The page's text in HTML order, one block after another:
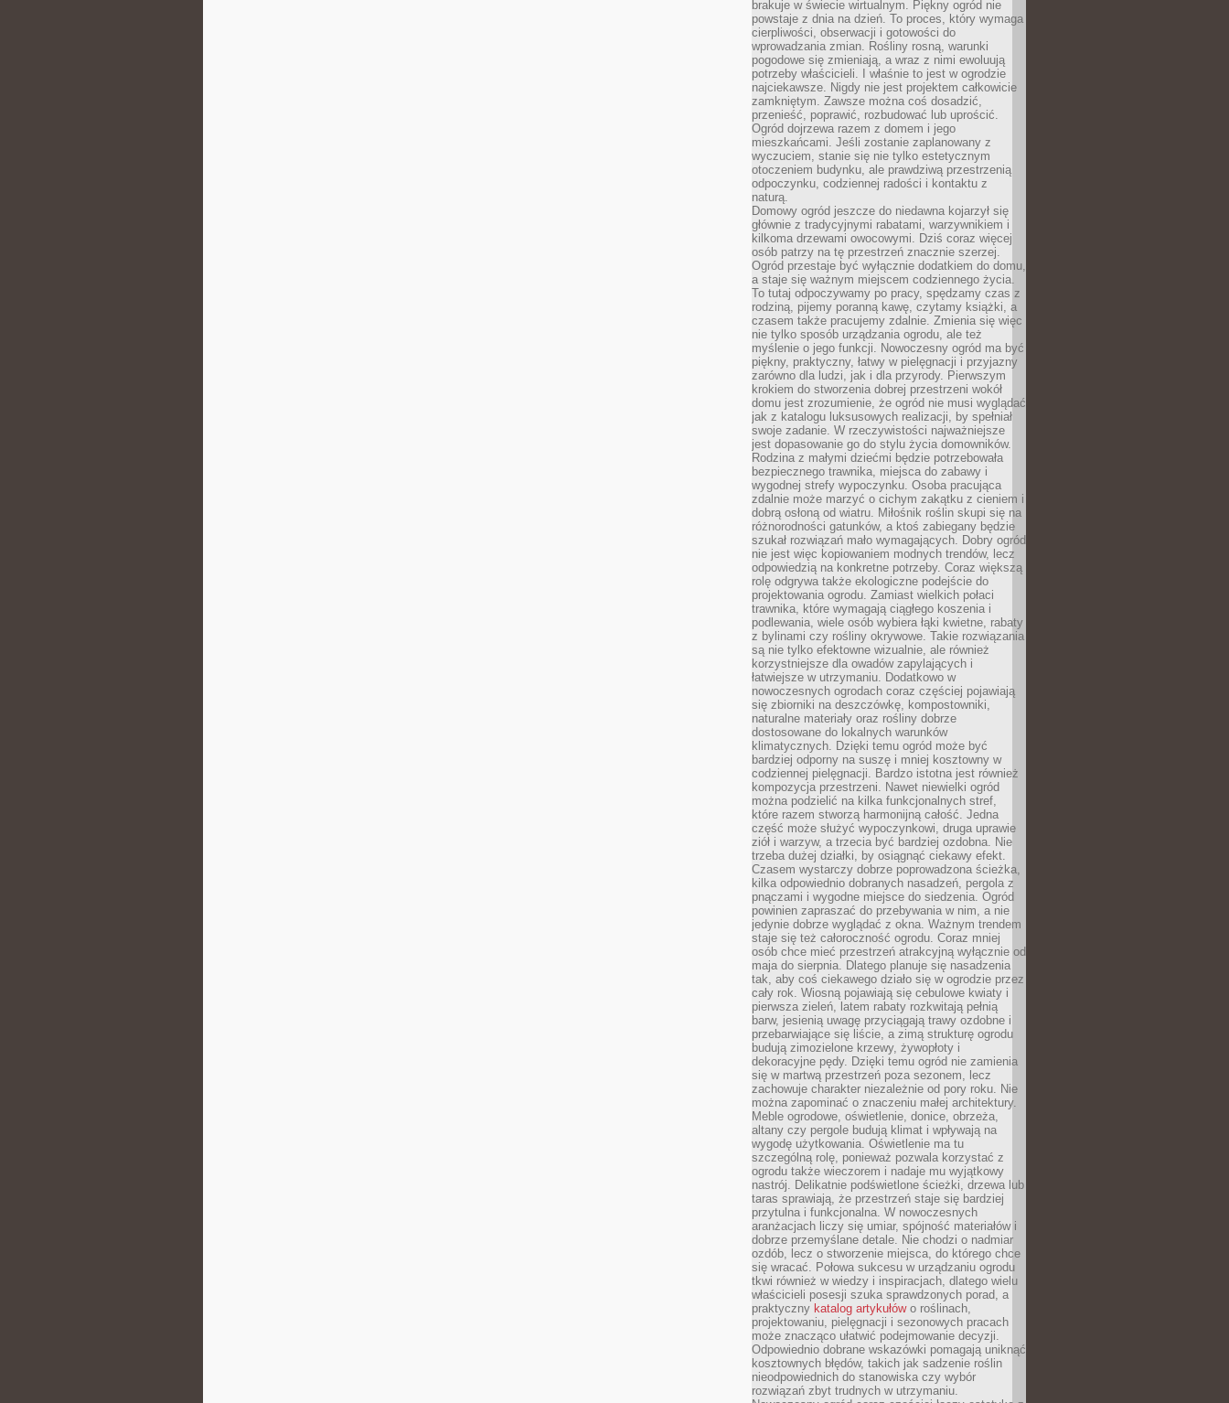
brakuje w świecie wirtualnym. Piękny ogród nie
powstaje z dnia na dzień. To proces, który wymaga
cierpliwości, obserwacji i gotowości do
wprowadzania zmian. Rośliny rosną, warunki
pogodowe się zmieniają, a wraz z nimi ewoluują
potrzeby właścicieli. I właśnie to jest w ogrodzie
najciekawsze. Nigdy nie jest projektem całkowicie
zamkniętym. Zawsze można coś dosadzić,
przenieść, poprawić, rozbudować lub uprościć.
Ogród dojrzewa razem z domem i jego
mieszkańcami. Jeśli zostanie zaplanowany z
wyczuciem, stanie się nie tylko estetycznym
otoczeniem budynku, ale prawdziwą przestrzenią
odpoczynku, codziennej radości i kontaktu z
naturą.
Domowy ogród jeszcze do niedawna kojarzył się
głównie z tradycyjnymi rabatami, warzywnikiem i
kilkoma drzewami owocowymi. Dziś coraz więcej
osób patrzy na tę przestrzeń znacznie szerzej.
Ogród przestaje być wyłącznie dodatkiem do domu,
a staje się ważnym miejscem codziennego życia.
To tutaj odpoczywamy po pracy, spędzamy czas z
rodziną, pijemy poranną kawę, czytamy książki, a
czasem także pracujemy zdalnie. Zmienia się więc
nie tylko sposób urządzania ogrodu, ale też
myślenie o jego funkcji. Nowoczesny ogród ma być
piękny, praktyczny, łatwy w pielęgnacji i przyjazny
zarówno dla ludzi, jak i dla przyrody. Pierwszym
krokiem do stworzenia dobrej przestrzeni wokół
domu jest zrozumienie, że ogród nie musi wyglądać
jak z katalogu luksusowych realizacji, by spełniał
swoje zadanie. W rzeczywistości najważniejsze
jest dopasowanie go do stylu życia domowników.
Rodzina z małymi dziećmi będzie potrzebowała
bezpiecznego trawnika, miejsca do zabawy i
wygodnej strefy wypoczynku. Osoba pracująca
zdalnie może marzyć o cichym zakątku z cieniem i
dobrą osłoną od wiatru. Miłośnik roślin skupi się na
różnorodności gatunków, a ktoś zabiegany będzie
szukał rozwiązań mało wymagających. Dobry ogród
nie jest więc kopiowaniem modnych trendów, lecz
odpowiedzią na konkretne potrzeby. Coraz większą
rolę odgrywa także ekologiczne podejście do
projektowania ogrodu. Zamiast wielkich połaci
trawnika, które wymagają ciągłego koszenia i
podlewania, wiele osób wybiera łąki kwietne, rabaty
z bylinami czy rośliny okrywowe. Takie rozwiązania
są nie tylko efektowne wizualnie, ale również
korzystniejsze dla owadów zapylających i
łatwiejsze w utrzymaniu. Dodatkowo w
nowoczesnych ogrodach coraz częściej pojawiają
się zbiorniki na deszczówkę, kompostowniki,
naturalne materiały oraz rośliny dobrze
dostosowane do lokalnych warunków
klimatycznych. Dzięki temu ogród może być
bardziej odporny na suszę i mniej kosztowny w
codziennej pielęgnacji. Bardzo istotna jest również
kompozycja przestrzeni. Nawet niewielki ogród
można podzielić na kilka funkcjonalnych stref,
które razem stworzą harmonijną całość. Jedna
część może służyć wypoczynkowi, druga uprawie
ziół i warzyw, a trzecia być bardziej ozdobna. Nie
trzeba dużej działki, by osiągnąć ciekawy efekt.
Czasem wystarczy dobrze poprowadzona ścieżka,
kilka odpowiednio dobranych nasadzeń, pergola z
pnączami i wygodne miejsce do siedzenia. Ogród
powinien zapraszać do przebywania w nim, a nie
jedynie dobrze wyglądać z okna. Ważnym trendem
staje się też całoroczność ogrodu. Coraz mniej
osób chce mieć przestrzeń atrakcyjną wyłącznie od
maja do sierpnia. Dlatego planuje się nasadzenia
tak, aby coś ciekawego działo się w ogrodzie przez
cały rok. Wiosną pojawiają się cebulowe kwiaty i
pierwsza zieleń, latem rabaty rozkwitają pełnią
barw, jesienią uwagę przyciągają trawy ozdobne i
przebarwiające się liście, a zimą strukturę ogrodu
budują zimozielone krzewy, żywopłoty i
dekoracyjne pędy. Dzięki temu ogród nie zamienia
się w martwą przestrzeń poza sezonem, lecz
zachowuje charakter niezależnie od pory roku. Nie
można zapominać o znaczeniu małej architektury.
Meble ogrodowe, oświetlenie, donice, obrzeża,
altany czy pergole budują klimat i wpływają na
wygodę użytkowania. Oświetlenie ma tu
szczególną rolę, ponieważ pozwala korzystać z
ogrodu także wieczorem i nadaje mu wyjątkowy
nastrój. Delikatnie podświetlone ścieżki, drzewa lub
taras sprawiają, że przestrzeń staje się bardziej
przytulna i funkcjonalna. W nowoczesnych
aranżacjach liczy się umiar, spójność materiałów i
dobrze przemyślane detale. Nie chodzi o nadmiar
ozdób, lecz o stworzenie miejsca, do którego chce
się wracać. Połowa sukcesu w urządzaniu ogrodu
tkwi również w wiedzy i inspiracjach, dlatego wielu
właścicieli posesji szuka sprawdzonych porad, a
praktyczny katalog artykułówo roślinach,
projektowaniu, pielęgnacji i sezonowych pracach
może znacząco ułatwić podejmowanie decyzji.
Odpowiednio dobrane wskazówki pomagają uniknąć
kosztownych błędów, takich jak sadzenie roślin
nieodpowiednich do stanowiska czy wybór
rozwiązań zbyt trudnych w utrzymaniu.